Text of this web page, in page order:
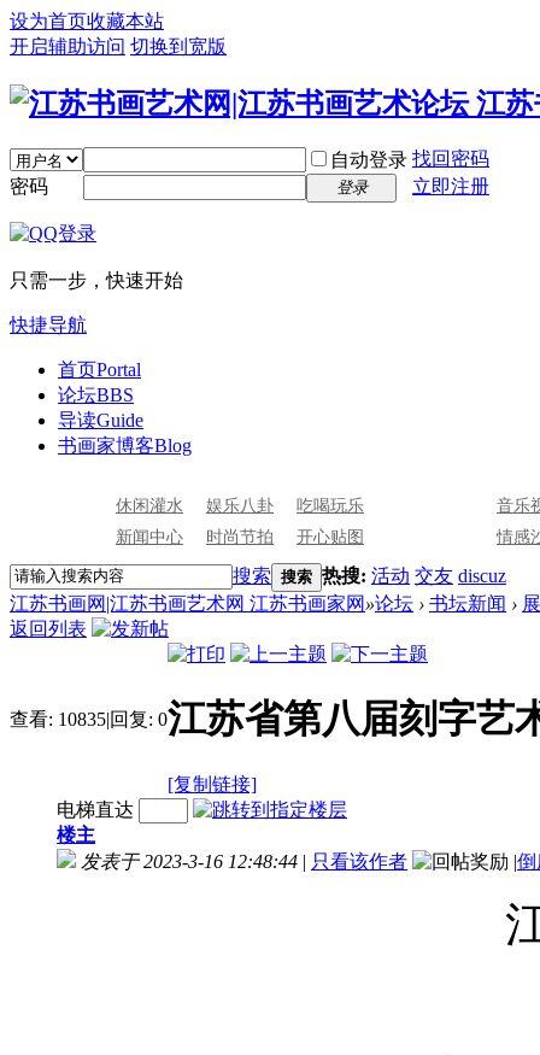
设为首页收藏本站
开启辅助访问 切换到宽版
自动登录 找回密码
密码
登录 立即注册
只需一步，快速开始
快捷导航
首页Portal
论坛BBS
导读Guide
书画家博客Blog
休闲灌水 娱乐八卦
吃喝玩乐
新闻中心
时尚节拍 开心贴图
音乐
情感
搜索 搜索 热搜: 活动 交友 discuz
江苏书画网|江苏书画艺术网 江苏书画家网 »论坛 › 书坛新闻 ›
返回列表
查看: 10835|回复: 0江苏省第八届刻字艺
[复制链接]
电梯直达
楼主
发表于 2023-3-16 12:48:44 | 只看该作者 |倒